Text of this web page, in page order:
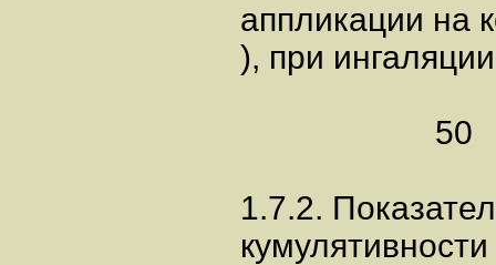
аппликации на
), при
50
1.7.2.
кумулятивности